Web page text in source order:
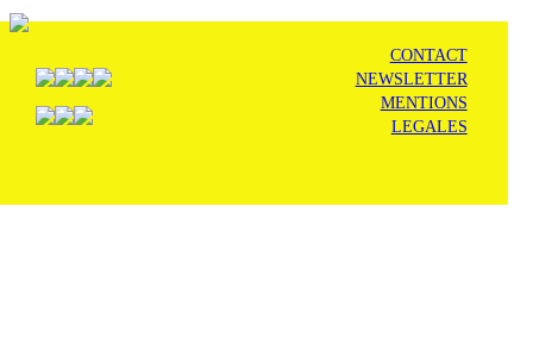
CONTACT
NEWSLETTER
MENTIONS
LEGALES